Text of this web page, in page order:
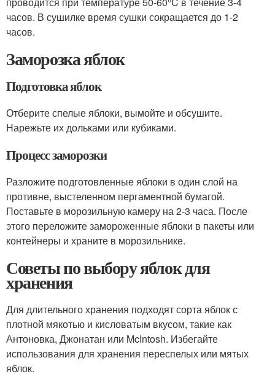
часов. В сушилке время сушки сокращается до 1-2
часов.
Заморозка яблок
Подготовка яблок
Отберите спелые яблоки, вымойте и обсушите.
Нарежьте их дольками или кубиками.
Процесс заморозки
Разложите подготовленные яблоки в один слой на
противне, выстеленном пергаментной бумагой.
Поставьте в морозильную камеру на 2-3 часа. После
этого переложите замороженные яблоки в пакеты или
контейнеры и храните в морозильнике.
Советы по выбору яблок для
хранения
Для длительного хранения подходят сорта яблок с
плотной мякотью и кисловатым вкусом, такие как
Антоновка, Джонатан или McIntosh. Избегайте
использования для хранения переспелых или мятых
яблок.